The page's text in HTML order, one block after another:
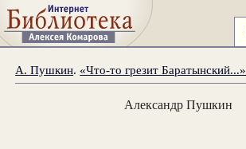
А. Пушкин. «Что-то грезит Баратынский...»
Александр Пушкин